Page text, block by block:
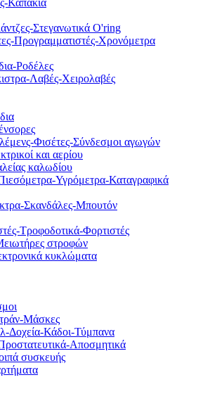
Καπάκια
Στεγανωτικά O'ring
Προγραμματιστές-Χρονόμετρα
Ροδέλες
Λαβές-Χειρολαβές
Φισέτες-Σύνδεσμοι αγωγών
και αερίου
καλωδίου
Υγρόμετρα-Καταγραφικά
Σκανδάλες-Μπουτόν
Τροφοδοτικά-Φορτιστές
στροφών
κυκλώματα
Μάσκες
Δοχεία-Κάδοι-Τύμπανα
Αποσμητικά
συσκευής